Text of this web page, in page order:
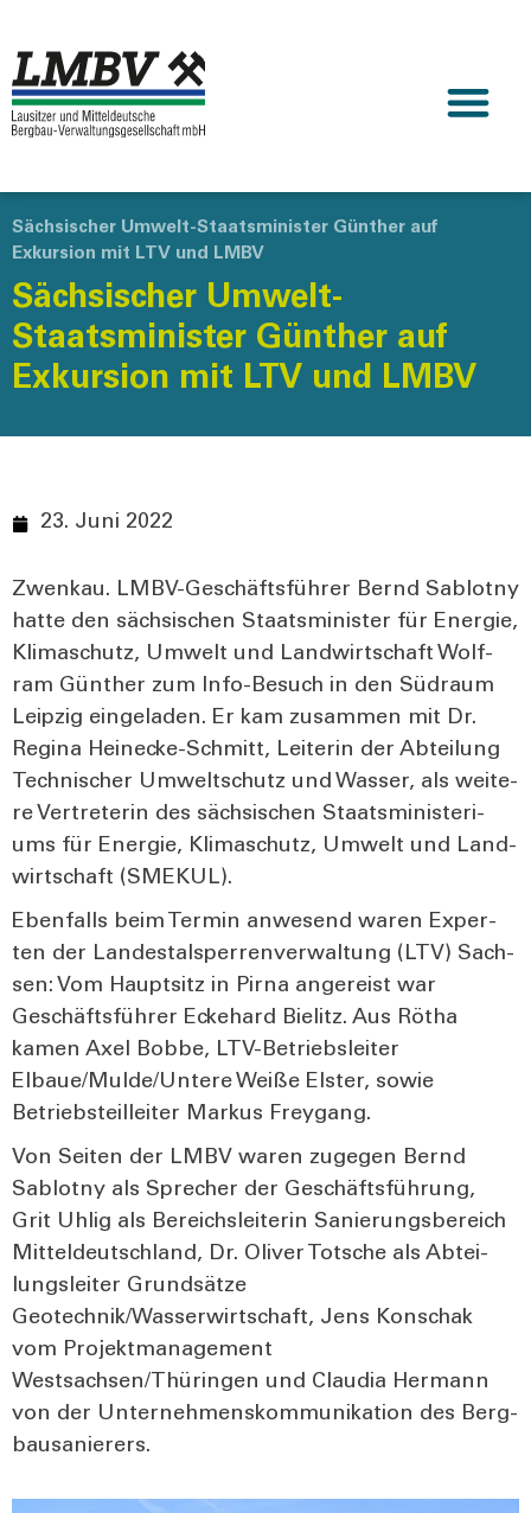
Sächsischer Umwelt-Staatsminister Günther auf
Exkursion mit LTV und LMBV
Sächsischer Umwelt-
Staatsminister Günther auf
Exkursion mit LTV und LMBV
23. Juni 2022
Zwenkau. LMBV-Geschäfts­füh­rer Bernd Sab­lot­ny
hat­te den säch­si­schen Staats­mi­nis­ter für Ener­gie,
Kli­ma­schutz, Umwelt und Land­wirt­schaft Wolf­
ram Gün­ther zum Info-Besuch in den Süd­raum
Leip­zig ein­ge­la­den. Er kam zusam­men mit Dr.
Regi­na Hein­ecke-Schmitt, Lei­te­rin der Abtei­lung
Tech­ni­scher Umwelt­schutz und Was­ser, als wei­te­
re Ver­tre­te­rin des säch­si­schen Staats­mi­nis­te­ri­
ums für Ener­gie, Kli­ma­schutz, Umwelt und Land­
wirt­schaft (SMEKUL).
Eben­falls beim Ter­min anwe­send waren Exper­
ten der Lan­des­tal­sper­ren­ver­wal­tung (LTV) Sach­
sen: Vom Haupt­sitz in Pir­na ange­reist war
Geschäfts­füh­rer Ecke­hard Bie­litz. Aus Rötha
kamen Axel Bob­be, LTV-Betriebs­lei­ter
Elbaue/Mulde/Untere Wei­ße Els­ter, sowie
Betriebs­teil­lei­ter Mar­kus Frey­gang.
Von Sei­ten der LMBV waren zuge­gen Bernd
Sab­lot­ny als Spre­cher der Geschäfts­füh­rung,
Grit Uhl­ig als Bereichs­lei­te­rin Sanie­rungs­be­reich
Mit­tel­deutsch­land, Dr. Oli­ver Tot­sche als Abtei­
lungs­lei­ter Grund­sät­ze
Geotechnik/Wasserwirtschaft, Jens Kon­schak
vom Pro­jekt­ma­nage­ment
Westsachsen/Thüringen und Clau­dia Her­mann
von der Unter­neh­mens­kom­mu­ni­ka­ti­on des Berg­
bau­sa­nie­rers.